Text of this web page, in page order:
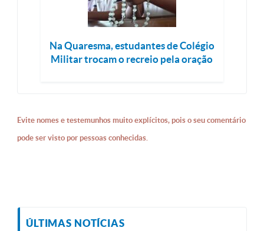
Na Quaresma, estudantes de Colégio
Militar trocam o recreio pela oração
Evite nomes e testemunhos muito explícitos, pois o seu comentário
pode ser visto por pessoas conhecidas.
ÚLTIMAS NOTÍCIAS